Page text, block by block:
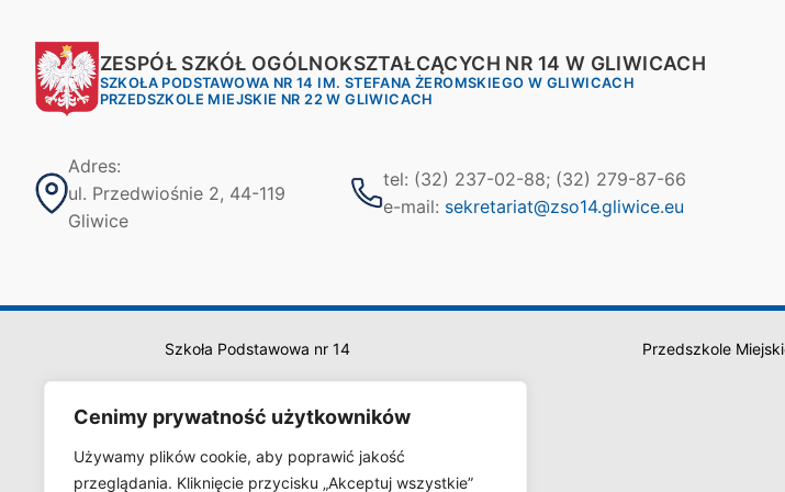
Cenimy prywatność użytkowników
Używamy plików cookie, aby poprawić jakość
przeglądania. Kliknięcie przycisku „Akceptuj wszystkie”
ZESPÓŁ SZKÓŁ OGÓLNOKSZTAŁCĄCYCH NR 14 W GLIWICACH
SZKOŁA PODSTAWOWA NR 14 IM. STEFANA ŻEROMSKIEGO W GLIWICACH
PRZEDSZKOLE MIEJSKIE NR 22 W GLIWICACH
Adres:
ul. Przedwiośnie 2, 44-119
Gliwice
tel: (32) 237-02-88; (32) 279-87-66
e-mail: sekretariat@zso14.gliwice.eu
Szkoła Podstawowa nr 14 Przedszkole